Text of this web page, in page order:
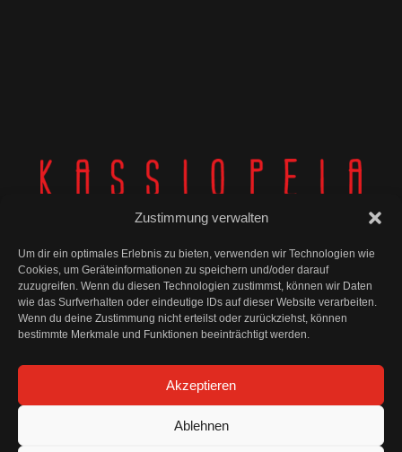
Zustimmung verwalten
Um dir ein optimales Erlebnis zu bieten, verwenden wir Technologien wie
Cookies, um Geräteinformationen zu speichern und/oder darauf
zuzugreifen. Wenn du diesen Technologien zustimmst, können wir Daten
wie das Surfverhalten oder eindeutige IDs auf dieser Website verarbeiten.
Wenn du deine Zustimmung nicht erteilst oder zurückziehst, können
bestimmte Merkmale und Funktionen beeinträchtigt werden.
Akzeptieren
Ablehnen
© Kassiopeia 2025